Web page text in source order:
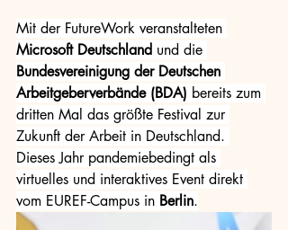
Mit der FutureWork veranstalteten
Microsoft Deutschland und die
Bundesvereinigung der Deutschen
Arbeitgeberverbände (BDA) bereits zum
dritten Mal das größte Festival zur
Zukunft der Arbeit in Deutschland.
Dieses Jahr pandemiebedingt als
virtuelles und interaktives Event direkt
vom EUREF-Campus in Berlin.